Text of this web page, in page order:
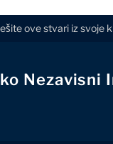
ove stvari iz svoje
Nezavisni